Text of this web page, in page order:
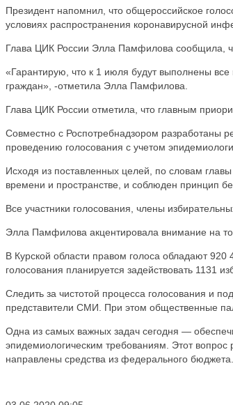
Президент напомнил, что общероссийское
условиях распространения коронавирусной
Глава ЦИК России Элла Памфилова сообщила,
«Гарантирую, что к 1 июля будут выполнены все
граждан», -отметила Элла Памфилова.
Глава ЦИК России отметила, что главным
Совместно с Роспотребнадзором разработаны
проведению голосования с учетом
Исходя из поставленных целей, по словам
времени и пространстве, и соблюден принцип
Все участники голосования, члены
Элла Памфилова акцентировала внимание на
В Курской области правом голоса обладают
голосования планируется задействовать 1131
Следить за чистотой процесса голосования и
представители СМИ. При этом общественные
Одна из самых важных задач сегодня —
эпидемиологическим требованиям. Этот
направлены средства из федерального бюджета.